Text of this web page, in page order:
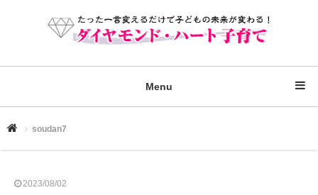
Menu
soudan7
2023/08/02